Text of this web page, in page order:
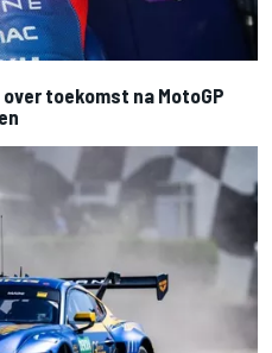
toekomst na MotoGP